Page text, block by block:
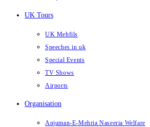
UK Tours
UK Mehfils
Speeches in uk
Special Events
TV Shows
Airports
Organisation
Anjuman-E-Mehria Naseeria Welfare